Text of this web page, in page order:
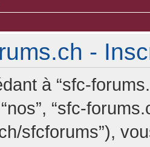
-
à “sfc-
“sfc-
sfcforums”),